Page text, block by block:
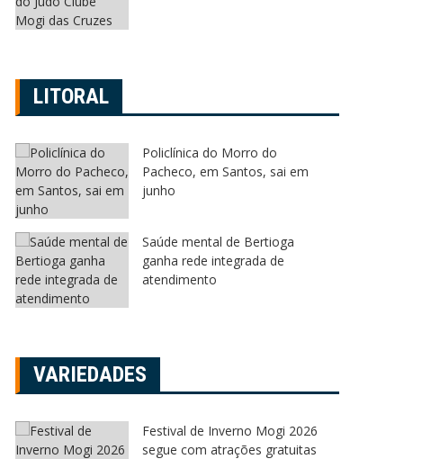
LITORAL
Policlínica do Morro do
Pacheco, em Santos, sai em
junho
Saúde mental de Bertioga
ganha rede integrada de
atendimento
VARIEDADES
Festival de Inverno Mogi 2026
segue com atrações gratuitas